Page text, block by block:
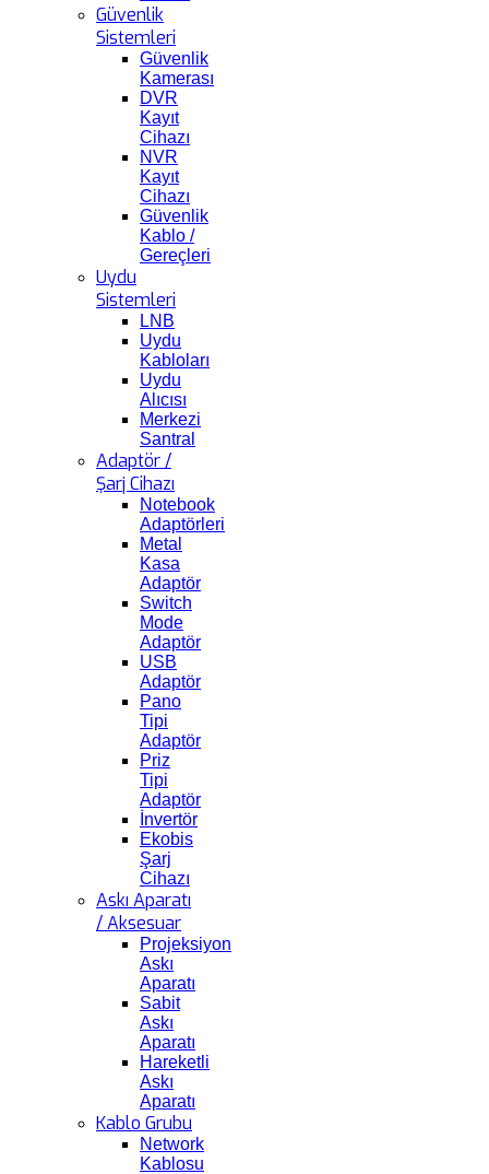
Güvenlik
Sistemleri
Güvenlik
Kamerası
DVR
Kayıt
Cihazı
NVR
Kayıt
Cihazı
Güvenlik
Kablo /
Gereçleri
Uydu
Sistemleri
LNB
Uydu
Kabloları
Uydu
Alıcısı
Merkezi
Santral
Adaptör /
Şarj Cihazı
Notebook
Adaptörleri
Metal
Kasa
Adaptör
Switch
Mode
Adaptör
USB
Adaptör
Pano
Tipi
Adaptör
Priz
Tipi
Adaptör
İnvertör
Ekobis
Şarj
Cihazı
Askı Aparatı
/ Aksesuar
Projeksiyon
Askı
Aparatı
Sabit
Askı
Aparatı
Hareketli
Askı
Aparatı
Kablo Grubu
Network
Kablosu